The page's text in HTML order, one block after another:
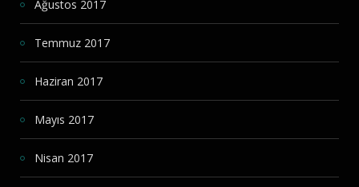
Ağustos 2017
Temmuz 2017
Haziran 2017
Mayıs 2017
Nisan 2017